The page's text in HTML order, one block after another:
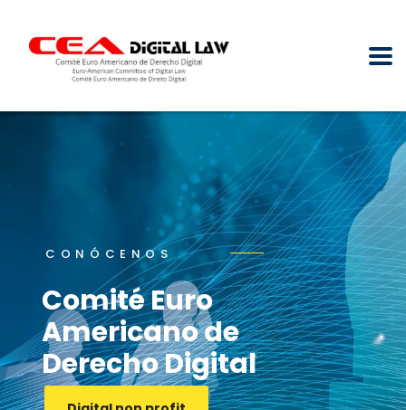
CONÓCENOS
Comité Euro
Americano de
Derecho Digital